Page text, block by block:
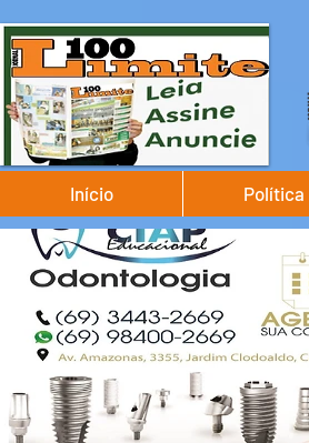
Início Política